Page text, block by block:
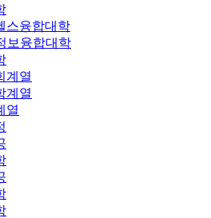
스융합대학
보융합대학
계열
계열
열